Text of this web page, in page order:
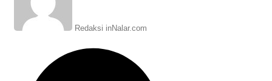
Redaksi inNalar.com